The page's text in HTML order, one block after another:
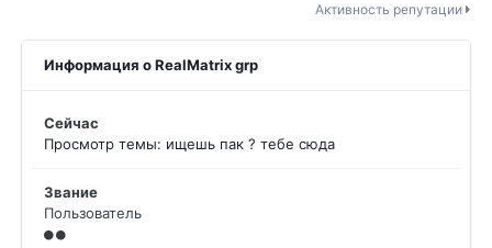
Активность репутации
Информация о RealMatrix grp
Сейчас
Просмотр темы: ищешь пак ? тебе сюда
Звание
Пользователь